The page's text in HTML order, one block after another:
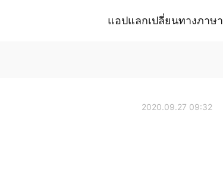
แอปแลกเปลี่ยนทางภาษา
2020.09.27 09:32